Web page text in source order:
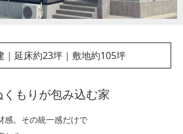
｜延床約23坪｜敷地約105坪
くもりが包み込む家
感。その統一感だけで